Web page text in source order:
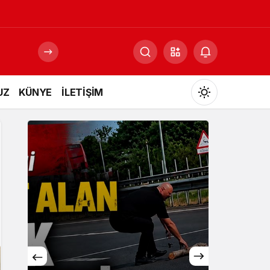
KÜNYE İLETİŞİM
Mod
değiştir
Gündüz Modu
Gündüz modunu seçin.
Gece Modu
Gece modunu seçin.